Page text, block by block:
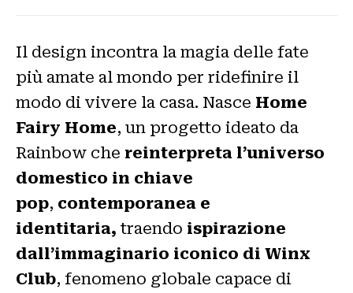
Il design incontra la magia delle fate
più amate al mondo per ridefinire il
modo di vivere la casa. Nasce Home
Fairy Home, un progetto ideato da
Rainbow che reinterpreta l’universo
domestico in chiave
pop, contemporanea e
identitaria, traendo ispirazione
dall’immaginario iconico di Winx
Club, fenomeno globale capace di